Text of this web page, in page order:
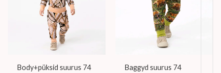
Body+püksid suurus 74 Baggyd suurus 74